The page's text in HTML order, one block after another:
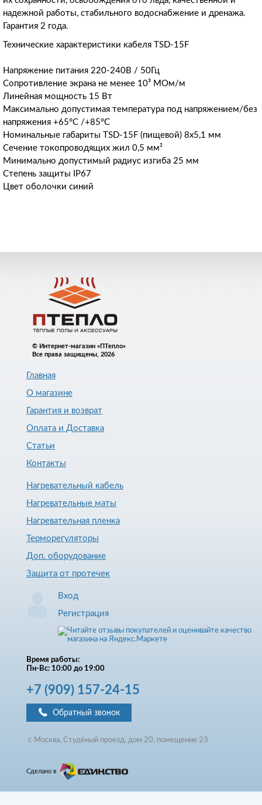
надежной работы, стабильного водоснабжение и дренажа.
Гарантия 2 года.
Технические характеристики кабеля TSD-15F
Напряжение питания 220-240В / 50Гц
Сопротивление экрана не менее 10³ МОм/м
Линейная мощность 15 Вт
Максимально допустимая температура под напряжением/без
напряжения +65°С /+85°С
Номинальные габариты TSD-15F (пищевой) 8х5,1 мм
Сечение токопроводящих жил 0,5 мм²
Минимально допустимый радиус изгиба 25 мм
Степень защиты IP67
Цвет оболочки синий
© Интернет-магазин «ПТепло»
Все права защищены, 2026
Главная
О магазине
Гарантия и возврат
Оплата и Доставка
Статьи
Контакты
Нагревательный кабель
Нагревательные маты
Нагревательная пленка
Терморегуляторы
Доп. оборудование
Защита от протечек
Вход
Регистрация
Время работы:
Пн-Вс: 10:00 до 19:00
+7 (909) 157-24-15
Обратный звонок
г. Москва, Студёный проезд, дом 20, помещение 23
Сделано в